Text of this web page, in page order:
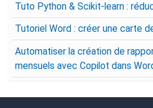
Tuto Python & Scikit-learn :
Tutoriel Word : créer une carte
Automatiser la création de
mensuels avec Copilot dans